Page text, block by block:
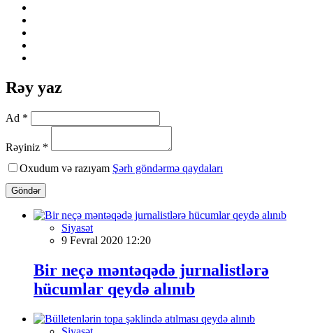
Rəy yaz
Ad *
Rəyiniz *
Oxudum və razıyam Şərh göndərmə qaydaları
Göndər
Siyasət
9 Fevral 2020 12:20
Bir neçə məntəqədə jurnalistlərə
hücumlar qeydə alınıb